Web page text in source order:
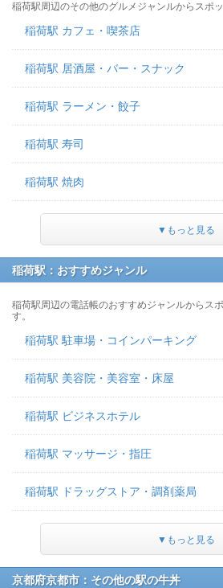
稲荷駅周辺のその他のグルメジャンルからスポ
稲荷駅 カフェ・喫茶店
稲荷駅 居酒屋・バー・スナック
稲荷駅 ラーメン・餃子
稲荷駅 寿司
稲荷駅 焼肉
▼もっと見る
稲荷駅：おすすめジャンル
稲荷駅周辺の電話帳のおすすめジャンルからス
す。
稲荷駅 駐車場・コインパーキング
稲荷駅 美容院・美容室・床屋
稲荷駅 ビジネスホテル
稲荷駅 マッサージ・指圧
稲荷駅 ドラッグストア・調剤薬局
▼もっと見る
京都府京都市：その他の駅の牛丼